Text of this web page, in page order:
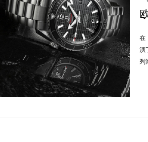
在
演
列